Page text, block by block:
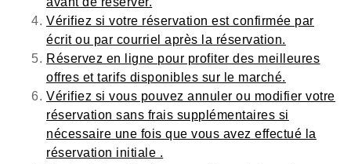
Vérifiez si votre réservation est confirmée par
écrit ou par courriel après la réservation.
Réservez en ligne pour profiter des meilleures
offres et tarifs disponibles sur le marché.
Vérifiez si vous pouvez annuler ou modifier votre
réservation sans frais supplémentaires si
nécessaire une fois que vous avez effectué la
réservation initiale .